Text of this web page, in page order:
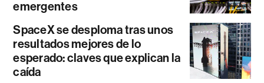
emergentes
SpaceX se desploma tras unos
resultados mejores de lo
esperado: claves que explican la
caída